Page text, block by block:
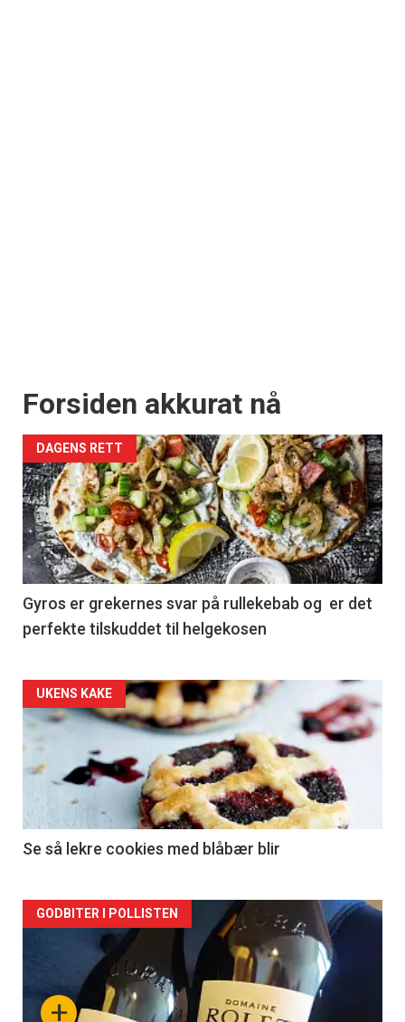
Forsiden akkurat nå
DAGENS RETT
Gyros er grekernes svar på rullekebab og er det
perfekte tilskuddet til helgekosen
Forsiden
akkurat
nå
2
UKENS KAKE
Se så lekre cookies med blåbær blir
Forsiden
akkurat
nå+
GODBITER I POLLISTEN